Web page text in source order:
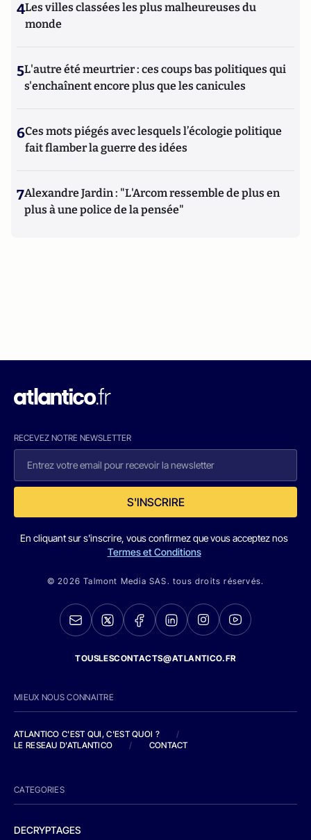
4Les villes classées les plus malheureuses du
monde
5L'autre été meurtrier : ces coups bas politiques qui
s'enchaînent encore plus que les canicules
6Ces mots piégés avec lesquels l’écologie politique
fait flamber la guerre des idées
7Alexandre Jardin : "L'Arcom ressemble de plus en
plus à une police de la pensée"
RECEVEZ NOTRE NEWSLETTER
S'INSCRIRE
En cliquant sur s'inscrire, vous confirmez que vous acceptez nos
Termes et Conditions
© 2026 Talmont Media SAS. tous droits réservés.
TOUSLESCONTACTS@ATLANTICO.FR
MIEUX NOUS CONNAITRE
ATLANTICO C'EST QUI, C'EST QUOI ?
/
LE RESEAU D'ATLANTICO
/ CONTACT
CATEGORIES
DECRYPTAGES